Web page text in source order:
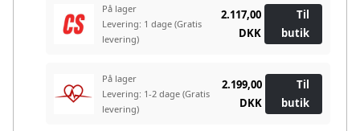
På lager
Levering: 1 dage (Gratis
levering)
2.117,00
DKK
Til
butik
På lager
Levering: 1-2 dage (Gratis
levering)
2.199,00
DKK
Til
butik